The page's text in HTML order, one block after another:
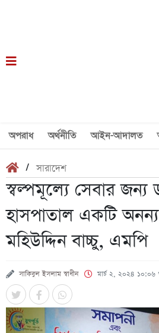
অপরাধ অর্থনীতি আইন-আদালত
/সারাদেশ
স্বল্পমূল্যে সেবার জন্য
হাসপাতাল একটি অনন্য
মহিউদ্দিন বাচ্চু, এমপি
সাকিবুল ইসলাম স্বাধীন মার্চ ২, ২০২৪ ১০:০৬